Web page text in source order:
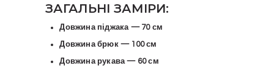
ЗАГАЛЬНІ ЗАМІРИ:
Довжина піджака — 70 см
Довжина брюк — 100 см
Довжина рукава — 60 см